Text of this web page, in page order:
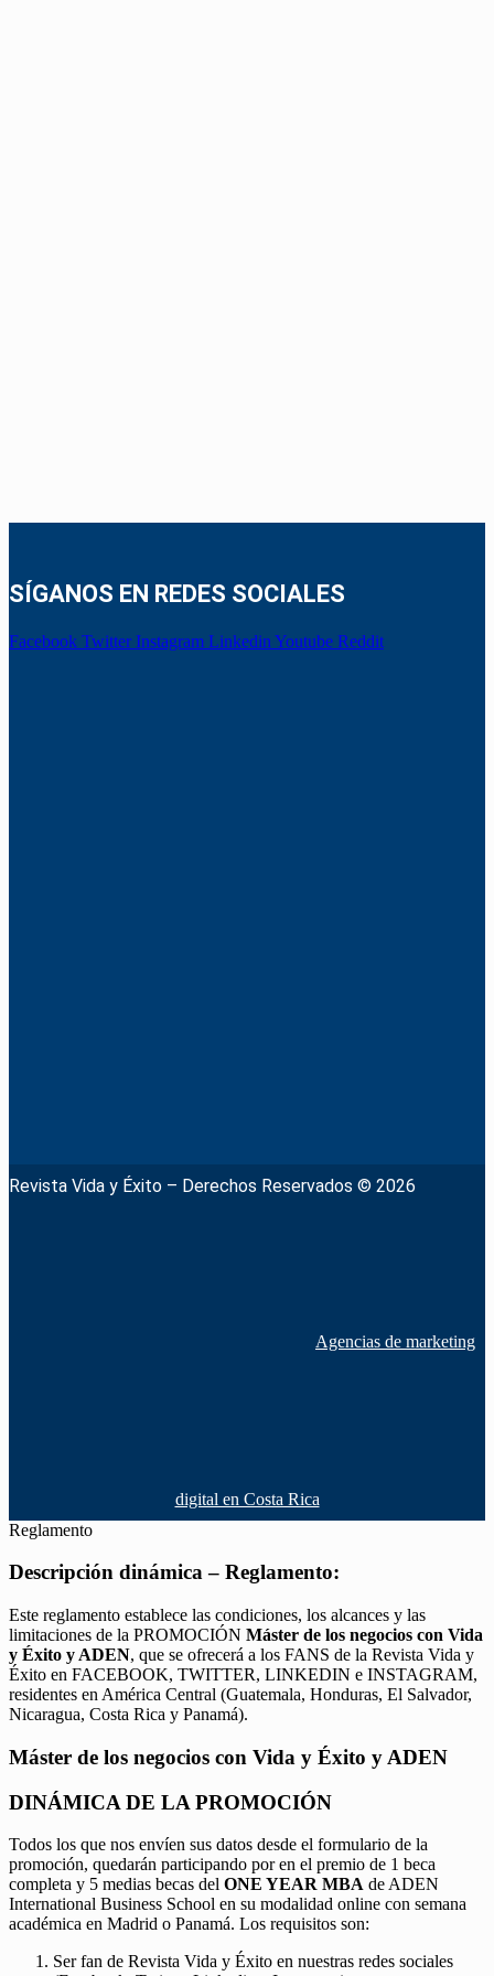
SÍGANOS EN REDES SOCIALES
Facebook Twitter Instagram Linkedin Youtube Reddit
Revista Vida y Éxito – Derechos Reservados © 2026
Agencias de marketing
digital en Costa Rica
Reglamento
Descripción dinámica – Reglamento:
Este reglamento establece las condiciones, los alcances y las
limitaciones de la PROMOCIÓN Máster de los negocios con Vida
y Éxito y ADEN, que se ofrecerá a los FANS de la Revista Vida y
Éxito en FACEBOOK, TWITTER, LINKEDIN e INSTAGRAM,
residentes en América Central (Guatemala, Honduras, El Salvador,
Nicaragua, Costa Rica y Panamá).
Máster de los negocios con Vida y Éxito y ADEN
DINÁMICA DE LA PROMOCIÓN
Todos los que nos envíen sus datos desde el formulario de la
promoción, quedarán participando por en el premio de 1 beca
completa y 5 medias becas del ONE YEAR MBA de ADEN
International Business School en su modalidad online con semana
académica en Madrid o Panamá. Los requisitos son:
Ser fan de Revista Vida y Éxito en nuestras redes sociales